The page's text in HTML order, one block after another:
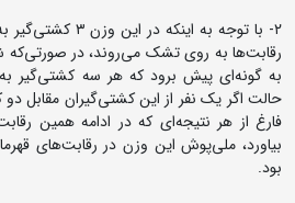
۲- با توجه به
رقابت‌ها به روی تشک می‌روند، در صورتی‌که
به گونه‌ای پیش برود که هر سه کشتی‌گیر
حالت اگر یک نفر از این کشتی‌گیران مقابل
فارغ از هر نتیجه‌ای که در ادامه همین
بود.